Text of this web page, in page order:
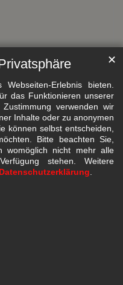
Erlebnis bieten.
das Funktionieren unserer
verwenden wir
Inhalte oder zu anonymen
können selbst entscheiden,
Bitte beachten Sie,
womöglich nicht mehr alle
stehen. Weitere
Datenschutzerklärung.
✕